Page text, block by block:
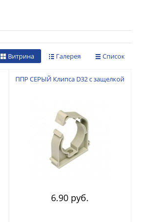
Список
Галерея
Витрина
ППР СЕРЫЙ Клипса D32 с защелкой
6.90 руб.